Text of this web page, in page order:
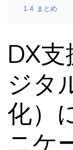
1.4 まとめ
DX
ジタ
化）